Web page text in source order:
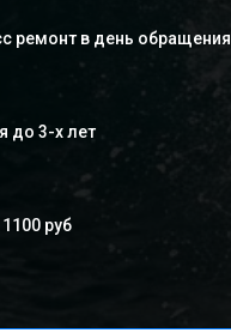
ремонт в день обращения
до 3-х лет
руб